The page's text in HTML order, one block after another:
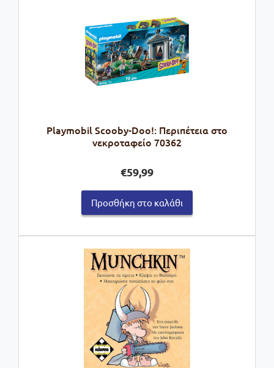
Playmobil Scooby-Doo!: Περιπέτεια στο
νεκροταφείο 70362
€59,99
Προσθήκη στο καλάθι